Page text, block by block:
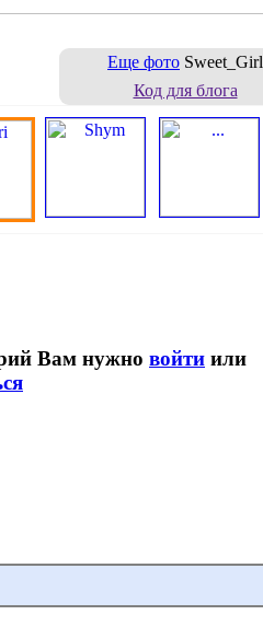
Еще фото Sweet_Girl
Код для блога
Вам нужно войти или